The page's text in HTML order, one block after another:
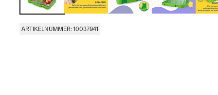
ARTIKELNUMMER: 10037941